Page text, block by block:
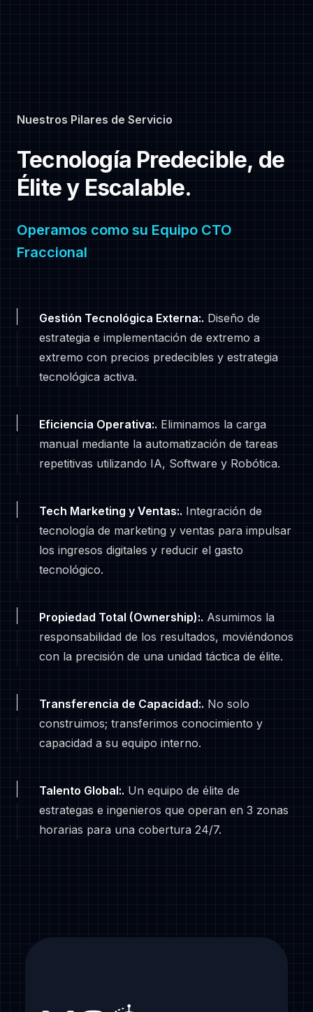
Nuestros Pilares de Servicio
-
Tecnología Predecible, de
Élite y Escalable.
Operamos como su Equipo CTO
Fraccional
Gestión Tecnológica Externa:. Diseño de
estrategia e implementación de extremo a
extremo con precios predecibles y estrategia
tecnológica activa.
Eficiencia Operativa:. Eliminamos la carga
manual mediante la automatización de tareas
repetitivas utilizando IA, Software y Robótica.
Tech Marketing y Ventas:. Integración de
tecnología de marketing y ventas para impulsar
los ingresos digitales y reducir el gasto
tecnológico.
Propiedad Total (Ownership):. Asumimos la
responsabilidad de los resultados, moviéndonos
con la precisión de una unidad táctica de élite.
Transferencia de Capacidad:. No solo
construimos; transferimos conocimiento y
capacidad a su equipo interno.
Talento Global:. Un equipo de élite de
estrategas e ingenieros que operan en 3 zonas
horarias para una cobertura 24/7.